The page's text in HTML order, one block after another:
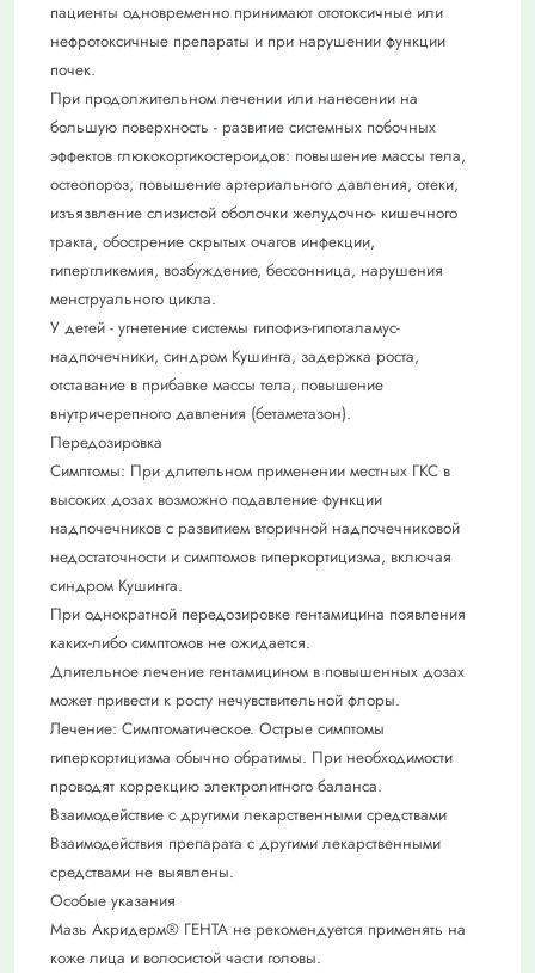
пациенты одновременно принимают ототоксичные или
нефротоксичные препараты и при нарушении функции
почек.
При продолжительном лечении или нанесении на
большую поверхность - развитие системных побочных
эффектов глюкокортикостероидов: повышение массы тела,
остеопороз, повышение артериального давления, отеки,
изъязвление слизистой оболочки желудочно- кишечного
тракта, обострение скрытых очагов инфекции,
гипергликемия, возбуждение, бессонница, нарушения
менструального цикла.
У детей - угнетение системы гипофиз-гипоталамус-
надпочечники, синдром Кушинга, задержка роста,
отставание в прибавке массы тела, повышение
внутричерепного давления (бетаметазон).
Передозировка
Симптомы: При длительном применении местных ГКС в
высоких дозах возможно подавление функции
надпочечников с развитием вторичной надпочечниковой
недостаточности и симптомов гиперкортицизма, включая
синдром Кушинга.
При однократной передозировке гентамицина появления
каких-либо симптомов не ожидается.
Длительное лечение гентамицином в повышенных дозах
может привести к росту нечувствительной флоры.
Лечение: Симптоматическое. Острые симптомы
гиперкортицизма обычно обратимы. При необходимости
проводят коррекцию электролитного баланса.
Взаимодействие с другими лекарственными средствами
Взаимодействия препарата с другими лекарственными
средствами не выявлены.
Особые указания
Мазь Акридерм® ГЕНТА не рекомендуется применять на
коже лица и волосистой части головы.